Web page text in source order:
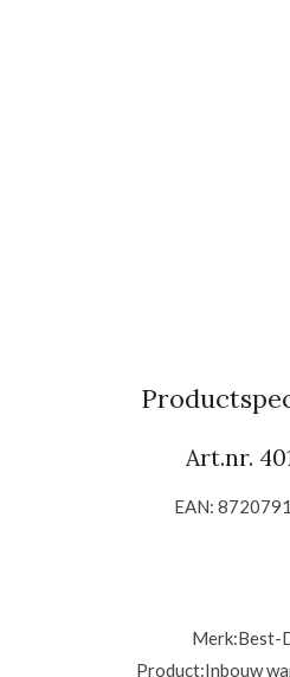
Art.nr.
EAN:
Merk:Best-
Product:Inbouw